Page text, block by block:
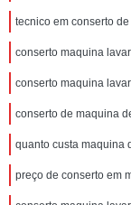
tecnico em conserto
conserto maquina
conserto maquina
conserto de maquina
quanto custa maquina
preço de conserto em